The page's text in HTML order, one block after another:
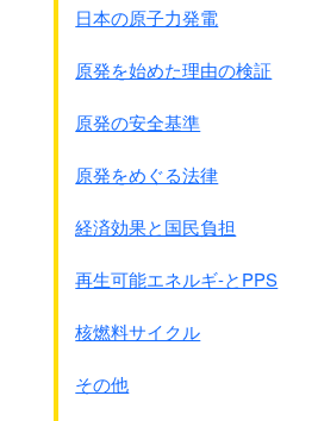
日本の原子力発電
原発を始めた理由の検証
原発の安全基準
原発をめぐる法律
経済効果と国民負担
再生可能エネルギ-とPPS
核燃料サイクル
その他